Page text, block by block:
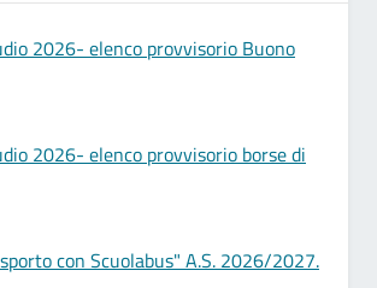
2026- elenco provvisorio Buono
2026- elenco provvisorio borse di
con Scuolabus" A.S. 2026/2027.